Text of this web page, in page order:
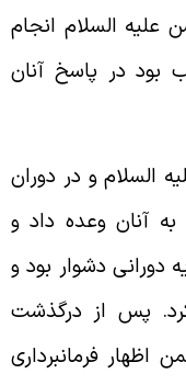
السلام انجام
در پاسخ آنان
و در دوران
آنان وعده داد و
دشوار بود و
پس از درگذشت
فرمانبردارى